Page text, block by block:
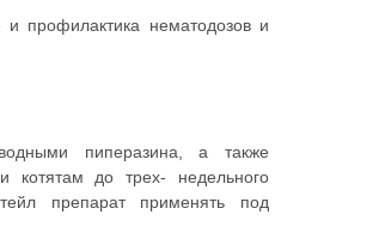
профилактика нематодозов и
пиперазина, а также
до трех- недельного
препарат применять под